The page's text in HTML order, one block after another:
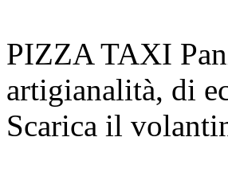
PIZZA TAXI
artigianalità, di
Scarica il